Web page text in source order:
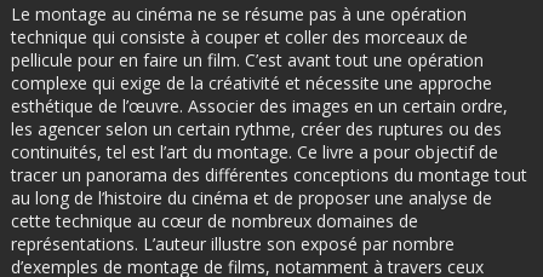
Le montage au cinéma ne se résume pas à une opération
technique qui consiste à couper et coller des morceaux de
pellicule pour en faire un film. C’est avant tout une opération
complexe qui exige de la créativité et nécessite une approche
esthétique de l’œuvre. Associer des images en un certain ordre,
les agencer selon un certain rythme, créer des ruptures ou des
continuités, tel est l’art du montage. Ce livre a pour objectif de
tracer un panorama des différentes conceptions du montage tout
au long de l’histoire du cinéma et de proposer une analyse de
cette technique au cœur de nombreux domaines de
représentations. L’auteur illustre son exposé par nombre
d’exemples de montage de films, notamment à travers ceux